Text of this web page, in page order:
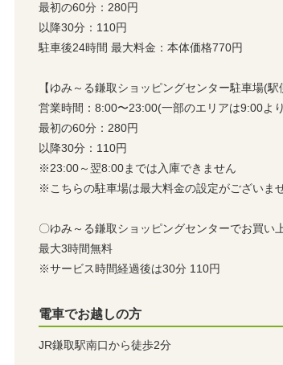
最初の60分：280円
以降30分：110円
駐車後24時間 最大料金：本体価格770円
【ゆみ～る鎌取ショッピングセンター駐車場(駅
営業時間：8:00〜23:00(一部のエリアは9:00よ
最初の60分：280円
以降30分：110円
※23:00～翌8:00までは入庫できません
※こちらの駐車場は最大料金の設定がございま
〇ゆみ～る鎌取ショッピングセンターでお買い
最大3時間無料
※サービス時間経過後は30分 110円
電車でお越しの方
JR鎌取駅南口から徒歩2分